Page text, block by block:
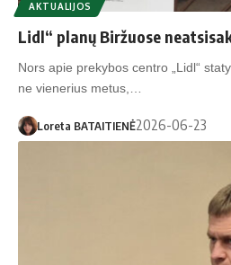
AKTUALIJOS
Lidl“ planų Biržuose
Nors apie prekybos centro „Lidl“
ne vienerius metus,…
Loreta BATAITIENĖ2026-06-23